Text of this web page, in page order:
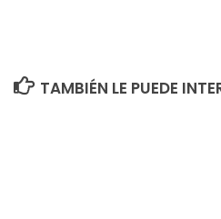
TAMBIÉN LE PUEDE